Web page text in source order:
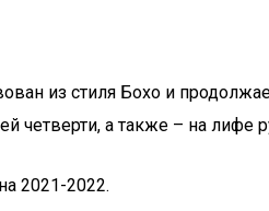
из стиля Бохо и
четверти, а также – на лифе
2021-2022.